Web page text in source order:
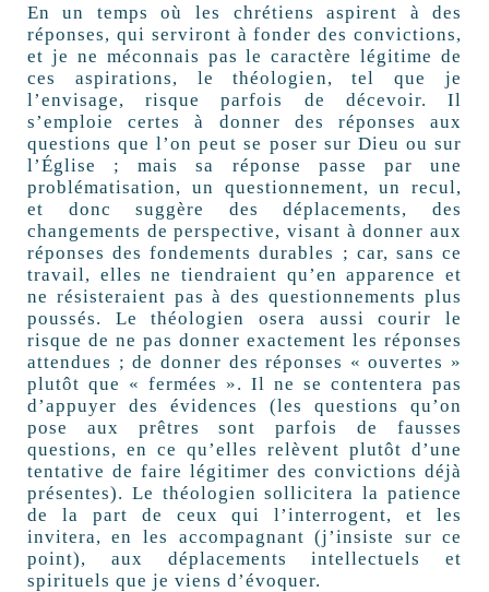
En un temps où les chrétiens aspirent à des
réponses, qui serviront à fonder des convictions,
et je ne méconnais pas le caractère légitime de
ces aspirations, le théologien, tel que je
l’envisage, risque parfois de décevoir. Il
s’emploie certes à donner des réponses aux
questions que l’on peut se poser sur Dieu ou sur
l’Église ; mais sa réponse passe par une
problématisation, un questionnement, un recul,
et donc suggère des déplacements, des
changements de perspective, visant à donner aux
réponses des fondements durables ; car, sans ce
travail, elles ne tiendraient qu’en apparence et
ne résisteraient pas à des questionnements plus
poussés. Le théologien osera aussi courir le
risque de ne pas donner exactement les réponses
attendues ; de donner des réponses « ouvertes »
plutôt que « fermées ». Il ne se contentera pas
d’appuyer des évidences (les questions qu’on
pose aux prêtres sont parfois de fausses
questions, en ce qu’elles relèvent plutôt d’une
tentative de faire légitimer des convictions déjà
présentes). Le théologien sollicitera la patience
de la part de ceux qui l’interrogent, et les
invitera, en les accompagnant (j’insiste sur ce
point), aux déplacements intellectuels et
spirituels que je viens d’évoquer.